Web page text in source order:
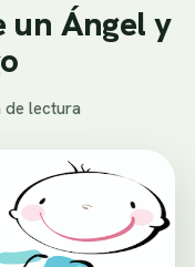
un Ángel y
de lectura